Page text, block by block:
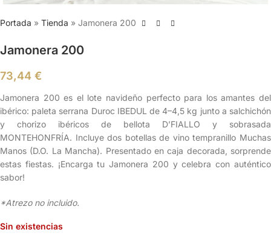
Portada » Tienda » Jamonera 200
Jamonera 200
73,44 €
Jamonera 200 es el lote navideño perfecto para los amantes del
ibérico: paleta serrana Duroc IBEDUL de 4–4,5 kg junto a salchichón
y chorizo ibéricos de bellota D’FIALLO y sobrasada
MONTEHONFRÍA. Incluye dos botellas de vino tempranillo Muchas
Manos (D.O. La Mancha). Presentado en caja decorada, sorprende
estas fiestas. ¡Encarga tu Jamonera 200 y celebra con auténtico
sabor!
*Atrezo no incluido.
Sin existencias